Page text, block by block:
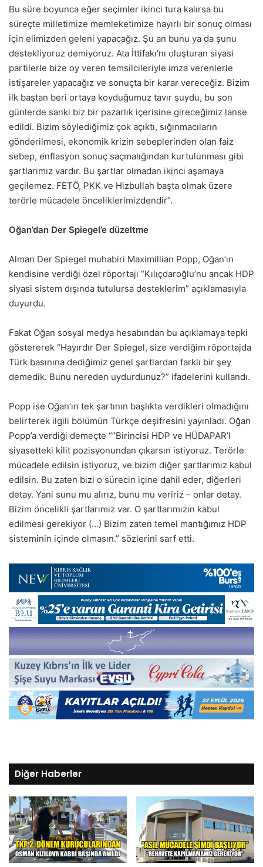
Bu süre boyunca eğer seçimler ikinci tura kalırsa bu
süreçte milletimize memleketimize hayırlı bir sonuç olması
için elimizden geleni yapacağız. Şu an bunu ya da şunu
destekliyoruz demiyoruz. Ata İttifakı’nı oluşturan siyasi
partilerle bize oy veren temsilcileriyle imza verenlerle
istişareler yapacağız ve sonuçta bir karar vereceğiz. Bizim
ilk baştan beri ortaya koyduğumuz tavır şuydu, bu son
günlerde sanki biz bir pazarlık içerisine gireceğimiz lanse
edildi. Bizim söylediğimiz çok açıktı, sığınmacıların
gönderilmesi, ekonomik krizin sebeplerinden olan faiz
sebep, enflasyon sonuç saçmalığından kurtulunması gibi
şartlarımız vardır. Bu şartlar olmadan ikinci aşamaya
geçilemez. FETÖ, PKK ve Hizbullah başta olmak üzere
terörle mücadele önceliklerimizdendir”.
Oğan’dan Der Spiegel’e düzeltme
Alman Der Spiegel muhabiri Maximillian Popp, Oğan’ın
kendisine verdiği özel röportajı “Kılıçdaroğlu’nu ancak HDP
siyasi sistem dışında tutulursa desteklerim” açıklamasıyla
duyurdu.
Fakat Oğan sosyal medya hesabından bu açıklamaya tepki
göstererek “Hayırdır Der Spiegel, size verdiğim röportajda
Türk basınına dediğimiz genel şartlardan farklı bir şey
demedik. Bunu nereden uydurdunuz?” ifadelerini kullandı.
Popp ise Oğan’ın tek şartının başlıkta verdikleri olmadığını
belirterek ilgili bölümün Türkçe deşifresini yayınladı. Oğan
Popp’a verdiği demeçte “”Birincisi HDP ve HÜDAPAR’I
siyasetteki kilit pozisyonundan çıkarsın istiyoruz. Terörle
mücadele edilsin istiyoruz, ve bizim diğer şartlarımız kabul
edilsin. Bu zaten bizi o sürecin içine dahil eder, diğerleri
detay. Yani sunu mu alırız, bunu mu veririz – onlar detay.
Bizim öncelikli şartlarımız var. O şartlarımızın kabul
edilmesi gerekiyor (…) Bizim zaten temel mantığımız HDP
sisteminin içinde olmasın.” sözlerini sarf etti.
Diğer Haberler